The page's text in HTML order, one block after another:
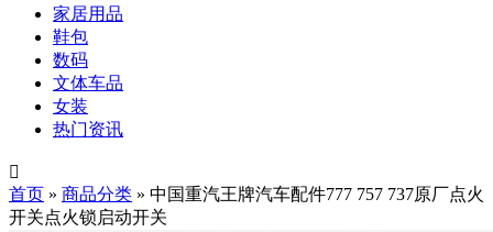
家居用品
鞋包
数码
文体车品
女装
热门资讯

首页 » 商品分类 » 中国重汽王牌汽车配件777 757 737原厂点火
开关点火锁启动开关